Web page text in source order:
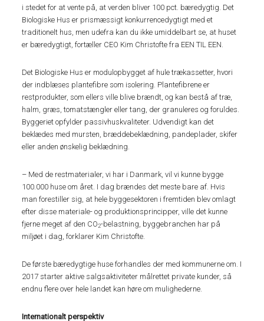
i stedet for at vente på, at verden bliver 100 pct. bæredygtig. Det
Biologiske Hus er prismæssigt konkurrencedygtigt med et
traditionelt hus, men udefra kan du ikke umiddelbart se, at huset
er bæredygtigt, fortæller CEO Kim Christofte fra EEN TIL EEN.
Det Biologiske Hus er modulopbygget af hule trækassetter, hvori
der indblæses plantefibre som isolering. Plantefibrene er
restprodukter, som ellers ville blive brændt, og kan bestå af træ,
halm, græs, tomatstængler eller tang, der granuleres og foruldes.
Byggeriet opfylder passivhuskvaliteter. Udvendigt kan det
beklædes med mursten, bræddebeklædning, pandeplader, skifer
eller anden ønskelig beklædning.
– Med de restmaterialer, vi har i Danmark, vil vi kunne bygge
100.000 huse om året. I dag brændes det meste bare af. Hvis
man forestiller sig, at hele byggesektoren i fremtiden blev omlagt
efter disse materiale- og produktionsprincipper, ville det kunne
fjerne meget af den CO2-belastning, byggebranchen har på
miljøet i dag, forklarer Kim Christofte.
De første bæredygtige huse forhandles der med kommunerne om. I
2017 starter aktive salgsaktiviteter målrettet private kunder, så
endnu flere over hele landet kan høre om mulighederne.
Internationalt perspektiv